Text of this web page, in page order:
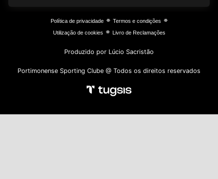
Política de privacidade⌯ Termos e condições ⌯
Utilização de cookies ⌯ Livro de Reclamações
Produzido por Lúcio Sacristão
Portimonense Sporting Clube @ Todos os direitos reservados